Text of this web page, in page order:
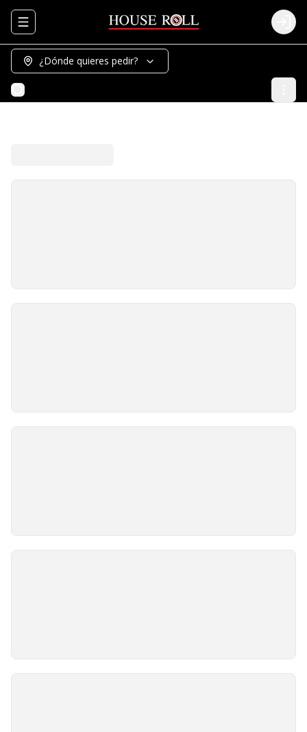
Abrir menu de navegación Login
¿Dónde quieres pedir?